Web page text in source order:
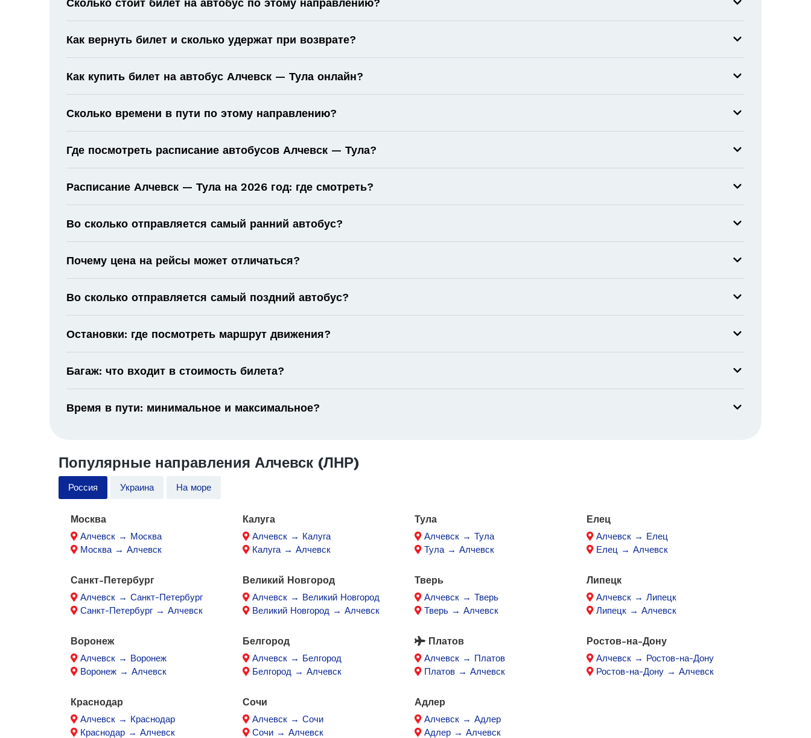
Как вернуть билет и сколько удержат при возврате?
Как купить билет на автобус Алчевск — Тула онлайн?
Сколько времени в пути по этому направлению?
Где посмотреть расписание автобусов Алчевск — Тула?
Расписание Алчевск — Тула на 2026 год: где смотреть?
Во сколько отправляется самый ранний автобус?
Почему цена на рейсы может отличаться?
Во сколько отправляется самый поздний автобус?
Остановки: где посмотреть маршрут движения?
Багаж: что входит в стоимость билета?
Время в пути: минимальное и максимальное?
Популярные направления Алчевск (ЛНР)
Россия Украина На море
Москва
Алчевск → Москва
Москва → Алчевск
Калуга
Алчевск → Калуга
Калуга → Алчевск
Тула
Алчевск → Тула
Тула → Алчевск
Елец
Алчевск → Елец
Елец → Алчевск
Санкт-Петербург
Алчевск → Санкт-Петербург
Санкт-Петербург → Алчевск
Великий Новгород
Алчевск → Великий Новгород
Великий Новгород → Алчевск
Тверь
Алчевск → Тверь
Тверь → Алчевск
Липецк
Алчевск → Липецк
Липецк → Алчевск
Воронеж
Алчевск → Воронеж
Воронеж → Алчевск
Белгород
Алчевск → Белгород
Белгород → Алчевск
Платов
Алчевск → Платов
Платов → Алчевск
Ростов-на-Дону
Алчевск → Ростов-на-Дону
Ростов-на-Дону → Алчевск
Краснодар
Алчевск → Краснодар
Краснодар → Алчевск
Сочи
Алчевск → Сочи
Сочи → Алчевск
Адлер
Алчевск → Адлер
Адлер → Алчевск